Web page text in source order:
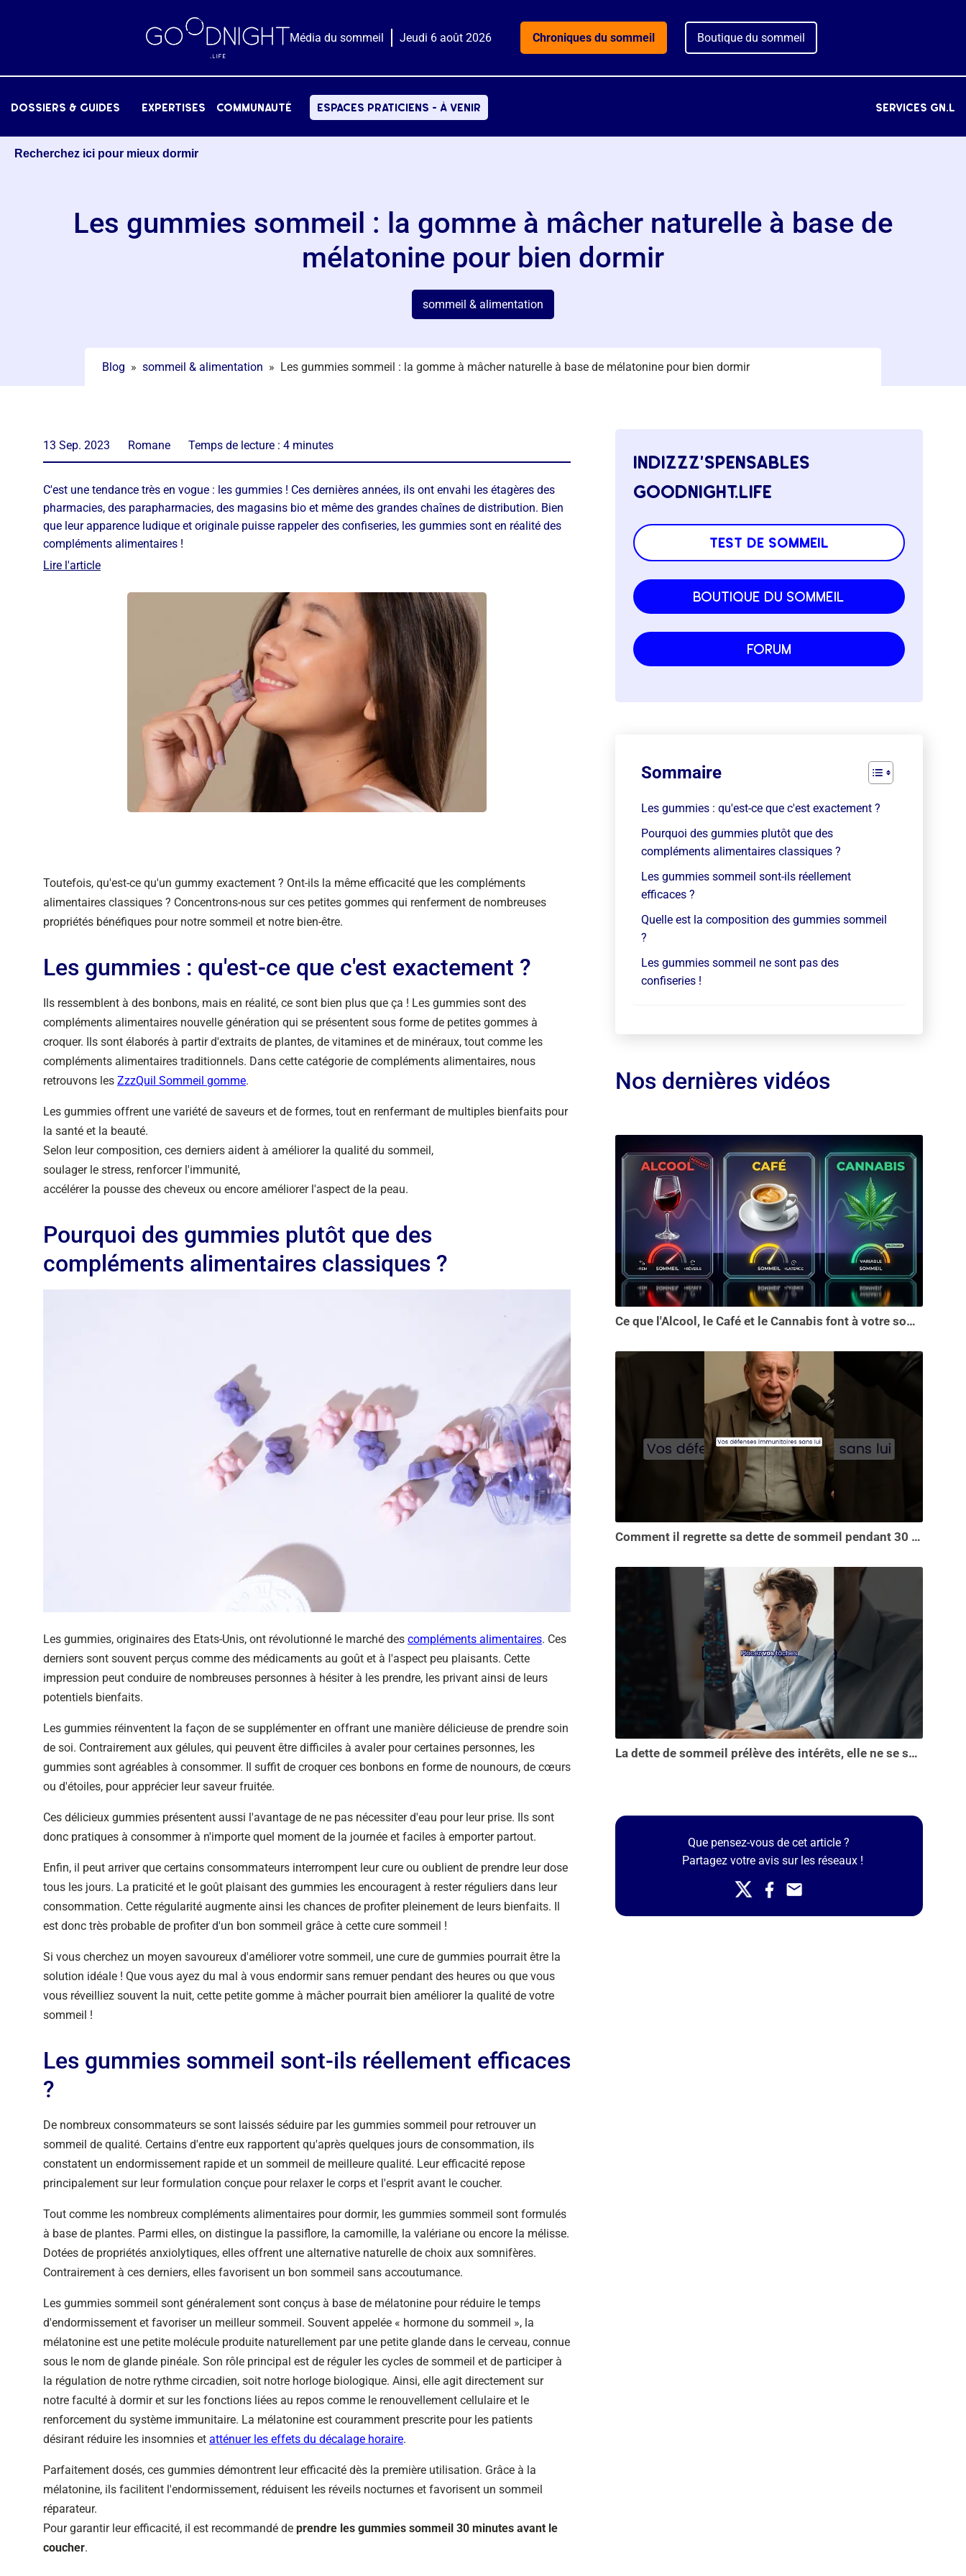
Média du sommeil Jeudi 6 août 2026 Chroniques du sommeil Boutique du sommeil
dossiers & Guides expertises communauté espaces praticiens - à venir services gn.l
Recherchez ici pour mieux dormir
Les gummies sommeil : la gomme à mâcher naturelle à base de
mélatonine pour bien dormir
sommeil & alimentation
Blog » sommeil & alimentation » Les gummies sommeil : la gomme à mâcher naturelle à base de mélatonine pour bien dormir
13 Sep. 2023 Romane Temps de lecture : 4 minutes
C'est une tendance très en vogue : les gummies ! Ces dernières années, ils ont envahi les étagères des
pharmacies, des parapharmacies, des magasins bio et même des grandes chaînes de distribution. Bien
que leur apparence ludique et originale puisse rappeler des confiseries, les gummies sont en réalité des
compléments alimentaires !
Lire l'article
Toutefois, qu'est-ce qu'un gummy exactement ? Ont-ils la même efficacité que les compléments
alimentaires classiques ? Concentrons-nous sur ces petites gommes qui renferment de nombreuses
propriétés bénéfiques pour notre sommeil et notre bien-être.
Les gummies : qu'est-ce que c'est exactement ?
Ils ressemblent à des bonbons, mais en réalité, ce sont bien plus que ça ! Les gummies sont des
compléments alimentaires nouvelle génération qui se présentent sous forme de petites gommes à
croquer. Ils sont élaborés à partir d'extraits de plantes, de vitamines et de minéraux, tout comme les
compléments alimentaires traditionnels. Dans cette catégorie de compléments alimentaires, nous
retrouvons les ZzzQuil Sommeil gomme.
Les gummies offrent une variété de saveurs et de formes, tout en renfermant de multiples bienfaits pour
la santé et la beauté.
Selon leur composition, ces derniers aident à améliorer la qualité du sommeil,
soulager le stress, renforcer l'immunité,
accélérer la pousse des cheveux ou encore améliorer l'aspect de la peau.
Pourquoi des gummies plutôt que des
compléments alimentaires classiques ?
Les gummies, originaires des Etats-Unis, ont révolutionné le marché des compléments alimentaires. Ces
derniers sont souvent perçus comme des médicaments au goût et à l'aspect peu plaisants. Cette
impression peut conduire de nombreuses personnes à hésiter à les prendre, les privant ainsi de leurs
potentiels bienfaits.
Les gummies réinventent la façon de se supplémenter en offrant une manière délicieuse de prendre soin
de soi. Contrairement aux gélules, qui peuvent être difficiles à avaler pour certaines personnes, les
gummies sont agréables à consommer. Il suffit de croquer ces bonbons en forme de nounours, de cœurs
ou d'étoiles, pour apprécier leur saveur fruitée.
Ces délicieux gummies présentent aussi l'avantage de ne pas nécessiter d'eau pour leur prise. Ils sont
donc pratiques à consommer à n'importe quel moment de la journée et faciles à emporter partout.
Enfin, il peut arriver que certains consommateurs interrompent leur cure ou oublient de prendre leur dose
tous les jours. La praticité et le goût plaisant des gummies les encouragent à rester réguliers dans leur
consommation. Cette régularité augmente ainsi les chances de profiter pleinement de leurs bienfaits. Il
est donc très probable de profiter d'un bon sommeil grâce à cette cure sommeil !
Si vous cherchez un moyen savoureux d'améliorer votre sommeil, une cure de gummies pourrait être la
solution idéale ! Que vous ayez du mal à vous endormir sans remuer pendant des heures ou que vous
vous réveilliez souvent la nuit, cette petite gomme à mâcher pourrait bien améliorer la qualité de votre
sommeil !
Les gummies sommeil sont-ils réellement efficaces
?
De nombreux consommateurs se sont laissés séduire par les gummies sommeil pour retrouver un
sommeil de qualité. Certains d'entre eux rapportent qu'après quelques jours de consommation, ils
constatent un endormissement rapide et un sommeil de meilleure qualité. Leur efficacité repose
principalement sur leur formulation conçue pour relaxer le corps et l'esprit avant le coucher.
Tout comme les nombreux compléments alimentaires pour dormir, les gummies sommeil sont formulés
à base de plantes. Parmi elles, on distingue la passiflore, la camomille, la valériane ou encore la mélisse.
Dotées de propriétés anxiolytiques, elles offrent une alternative naturelle de choix aux somnifères.
Contrairement à ces derniers, elles favorisent un bon sommeil sans accoutumance.
Les gummies sommeil sont généralement sont conçus à base de mélatonine pour réduire le temps
d'endormissement et favoriser un meilleur sommeil. Souvent appelée « hormone du sommeil », la
mélatonine est une petite molécule produite naturellement par une petite glande dans le cerveau, connue
sous le nom de glande pinéale. Son rôle principal est de réguler les cycles de sommeil et de participer à
la régulation de notre rythme circadien, soit notre horloge biologique. Ainsi, elle agit directement sur
notre faculté à dormir et sur les fonctions liées au repos comme le renouvellement cellulaire et le
renforcement du système immunitaire. La mélatonine est couramment prescrite pour les patients
désirant réduire les insomnies et atténuer les effets du décalage horaire.
Parfaitement dosés, ces gummies démontrent leur efficacité dès la première utilisation. Grâce à la
mélatonine, ils facilitent l'endormissement, réduisent les réveils nocturnes et favorisent un sommeil
réparateur.
Pour garantir leur efficacité, il est recommandé de prendre les gummies sommeil 30 minutes avant le
coucher.
indizzz’spensables
goodnight.life
test de sommeil
boutique du sommeil
forum
Sommaire
Les gummies : qu'est-ce que c'est exactement ?
Pourquoi des gummies plutôt que des
compléments alimentaires classiques ?
Les gummies sommeil sont-ils réellement
efficaces ?
Quelle est la composition des gummies sommeil
?
Les gummies sommeil ne sont pas des
confiseries !
Nos dernières vidéos
Ce que l'Alcool, le Café et le Cannabis font à votre sommeil vous choquera
Comment il regrette sa dette de sommeil pendant 30 ans.
La dette de sommeil prélève des intérêts, elle ne se solde pas en une seule nuit...
Que pensez-vous de cet article ?
Partagez votre avis sur les réseaux !